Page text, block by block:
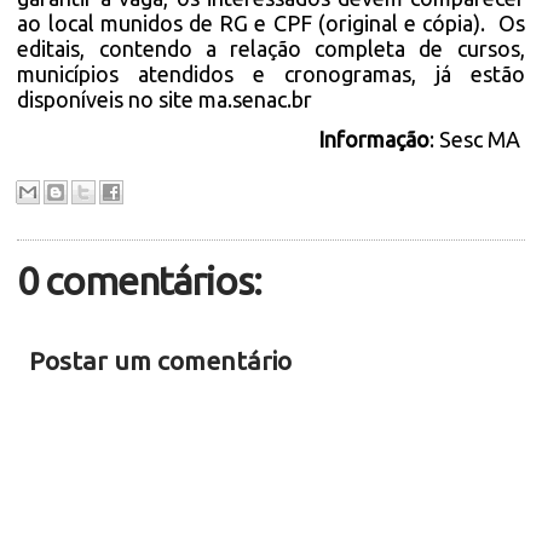
ao local munidos de RG e CPF (original e cópia). Os
editais, contendo a relação completa de cursos,
municípios atendidos e cronogramas, já estão
disponíveis no site ma.senac.br
Informação: Sesc MA
0 comentários:
Postar um comentário